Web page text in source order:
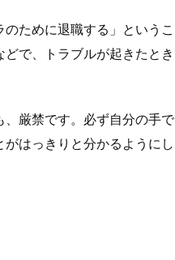
ために退職する」というこ
で、トラブルが起きたとき
厳禁です。必ず自分の手で
はっきりと分かるようにし